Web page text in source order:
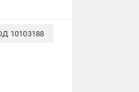
10103188